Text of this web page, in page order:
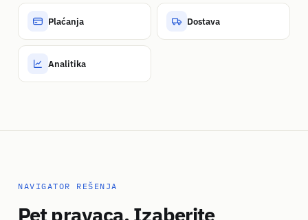
Plaćanja Dostava
Analitika
NAVIGATOR REŠENJA
Pet pravaca. Izaberite